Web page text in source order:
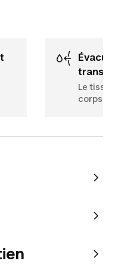
Évacuation de la
Le tissu
corps.